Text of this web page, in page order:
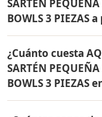
descuento.
precio actual. Aplica
SARTÉN
BOWLS 3 PIEZAS
PEQUEÑA CON TAPA
PIEZAS con solo el
mensuales de 12, 18
todo Colombia.
¿Cuánto cuesta
SARTÉN
BOWLS 3 PIEZAS